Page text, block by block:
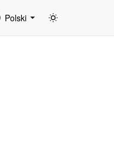
Polski